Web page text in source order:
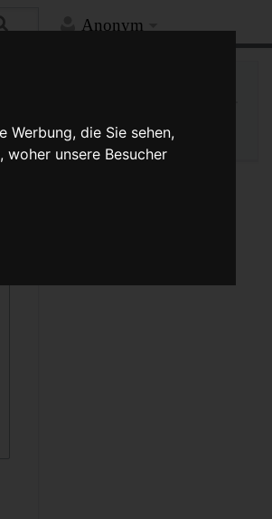
Werbung, die Sie sehen,
woher unsere Besucher
Anonym
Druckversion